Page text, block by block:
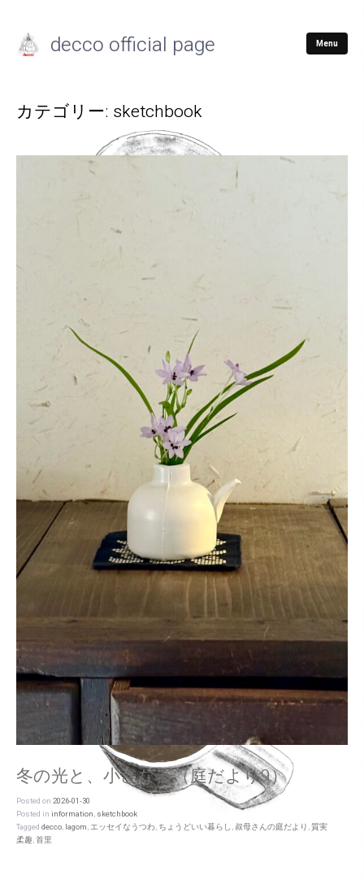
decco official page Menu
カテゴリー: sketchbook
冬の光と、小さな器（庭だより9）
Posted on 2026-01-30
Posted in information, sketchbook
Tagged decco, lagom,エッセイなうつわ, ちょうどいい暮らし,叔母さんの庭だより ,質実
柔趣,首里